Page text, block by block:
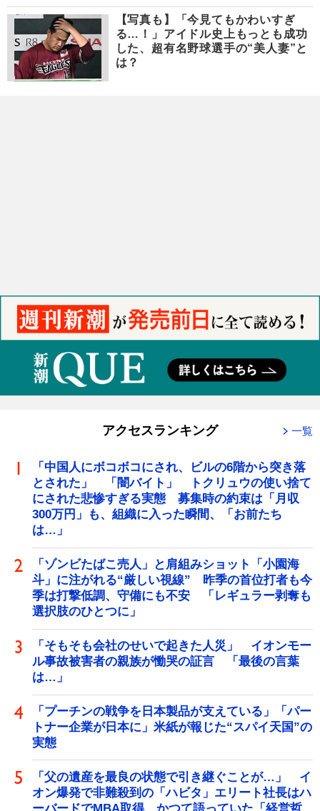
【写真も】「今見てもかわいすぎ
る…！」アイドル史上もっとも成功
した、超有名野球選手の“美人妻”と
は？
アクセスランキング 一覧
「中国人にボコボコにされ、ビルの6階から突き落
とされた」 「闇バイト」 トクリュウの使い捨て
にされた悲惨すぎる実態 募集時の約束は「月収
300万円」も、組織に入った瞬間、「お前たち
は…」
「ゾンビたばこ売人」と肩組みショット「小園海
斗」に注がれる“厳しい視線” 昨季の首位打者も今
季は打撃低調、守備にも不安 「レギュラー剥奪も
選択肢のひとつに」
「そもそも会社のせいで起きた人災」 イオンモー
ル事故被害者の親族が慟哭の証言 「最後の言葉
は…」
「プーチンの戦争を日本製品が支えている」「パー
トナー企業が日本に」米紙が報じた“スパイ天国”の
実態
「父の遺産を最良の状態で引き継ぐことが…」 イ
オン爆発で非難殺到の「ハビタ」エリート社長はハ